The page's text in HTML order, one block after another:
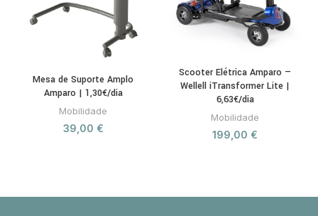
Mesa de Suporte Amplo
Amparo | 1,30€/dia
Mobilidade
39,00 €
Scooter Elétrica Amparo —
Wellell iTransformer Lite |
6,63€/dia
Mobilidade
199,00 €